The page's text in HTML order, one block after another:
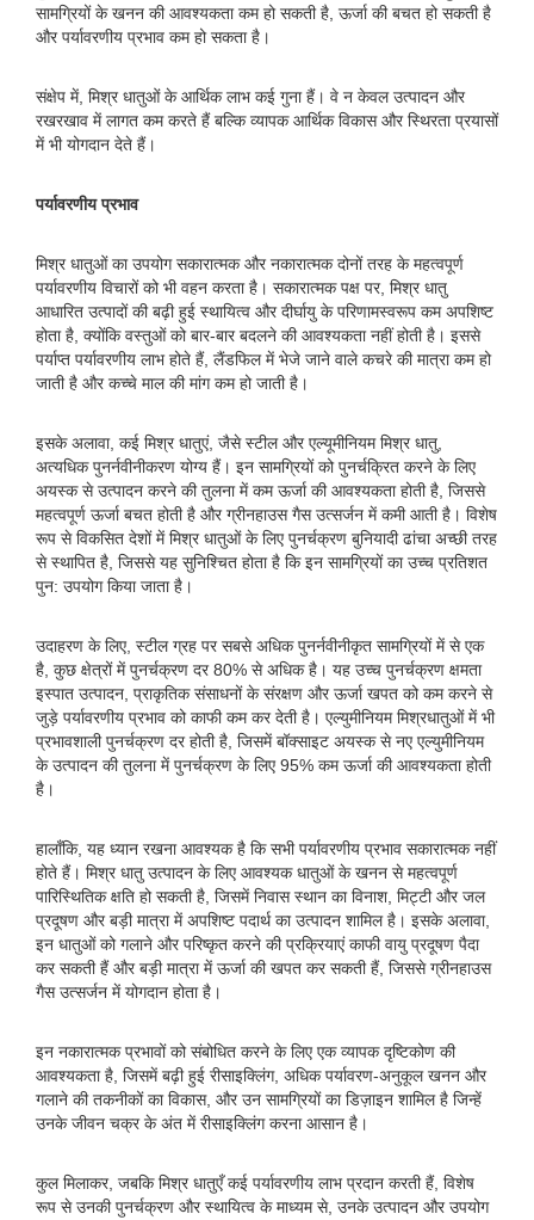
सामग्रियों के खनन की आवश्यकता कम हो सकती है, ऊर्जा की बचत हो सकती है
और पर्यावरणीय प्रभाव कम हो सकता है।
संक्षेप में, मिश्र धातुओं के आर्थिक लाभ कई गुना हैं। वे न केवल उत्पादन और
रखरखाव में लागत कम करते हैं बल्कि व्यापक आर्थिक विकास और स्थिरता प्रयासों
में भी योगदान देते हैं।
पर्यावरणीय प्रभाव
मिश्र धातुओं का उपयोग सकारात्मक और नकारात्मक दोनों तरह के महत्वपूर्ण
पर्यावरणीय विचारों को भी वहन करता है। सकारात्मक पक्ष पर, मिश्र धातु
आधारित उत्पादों की बढ़ी हुई स्थायित्व और दीर्घायु के परिणामस्वरूप कम अपशिष्ट
होता है, क्योंकि वस्तुओं को बार-बार बदलने की आवश्यकता नहीं होती है। इससे
पर्याप्त पर्यावरणीय लाभ होते हैं, लैंडफिल में भेजे जाने वाले कचरे की मात्रा कम हो
जाती है और कच्चे माल की मांग कम हो जाती है।
इसके अलावा, कई मिश्र धातुएं, जैसे स्टील और एल्यूमीनियम मिश्र धातु,
अत्यधिक पुनर्नवीनीकरण योग्य हैं। इन सामग्रियों को पुनर्चक्रित करने के लिए
अयस्क से उत्पादन करने की तुलना में कम ऊर्जा की आवश्यकता होती है, जिससे
महत्वपूर्ण ऊर्जा बचत होती है और ग्रीनहाउस गैस उत्सर्जन में कमी आती है। विशेष
रूप से विकसित देशों में मिश्र धातुओं के लिए पुनर्चक्रण बुनियादी ढांचा अच्छी तरह
से स्थापित है, जिससे यह सुनिश्चित होता है कि इन सामग्रियों का उच्च प्रतिशत
पुन: उपयोग किया जाता है।
उदाहरण के लिए, स्टील ग्रह पर सबसे अधिक पुनर्नवीनीकृत सामग्रियों में से एक
है, कुछ क्षेत्रों में पुनर्चक्रण दर 80% से अधिक है। यह उच्च पुनर्चक्रण क्षमता
इस्पात उत्पादन, प्राकृतिक संसाधनों के संरक्षण और ऊर्जा खपत को कम करने से
जुड़े पर्यावरणीय प्रभाव को काफी कम कर देती है। एल्युमीनियम मिश्रधातुओं में भी
प्रभावशाली पुनर्चक्रण दर होती है, जिसमें बॉक्साइट अयस्क से नए एल्युमीनियम
के उत्पादन की तुलना में पुनर्चक्रण के लिए 95% कम ऊर्जा की आवश्यकता होती
है।
हालाँकि, यह ध्यान रखना आवश्यक है कि सभी पर्यावरणीय प्रभाव सकारात्मक नहीं
होते हैं। मिश्र धातु उत्पादन के लिए आवश्यक धातुओं के खनन से महत्वपूर्ण
पारिस्थितिक क्षति हो सकती है, जिसमें निवास स्थान का विनाश, मिट्टी और जल
प्रदूषण और बड़ी मात्रा में अपशिष्ट पदार्थ का उत्पादन शामिल है। इसके अलावा,
इन धातुओं को गलाने और परिष्कृत करने की प्रक्रियाएं काफी वायु प्रदूषण पैदा
कर सकती हैं और बड़ी मात्रा में ऊर्जा की खपत कर सकती हैं, जिससे ग्रीनहाउस
गैस उत्सर्जन में योगदान होता है।
इन नकारात्मक प्रभावों को संबोधित करने के लिए एक व्यापक दृष्टिकोण की
आवश्यकता है, जिसमें बढ़ी हुई रीसाइक्लिंग, अधिक पर्यावरण-अनुकूल खनन और
गलाने की तकनीकों का विकास, और उन सामग्रियों का डिज़ाइन शामिल है जिन्हें
उनके जीवन चक्र के अंत में रीसाइक्लिंग करना आसान है।
कुल मिलाकर, जबकि मिश्र धातुएँ कई पर्यावरणीय लाभ प्रदान करती हैं, विशेष
रूप से उनकी पुनर्चक्रण और स्थायित्व के माध्यम से, उनके उत्पादन और उपयोग